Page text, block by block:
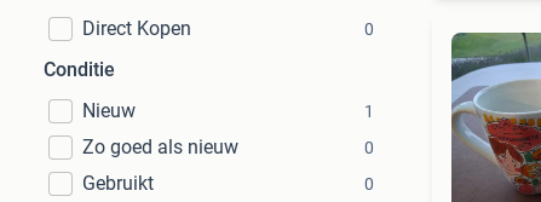
Direct Kopen
0
Conditie
Nieuw
1
Zo goed als nieuw 0
Gebruikt 0